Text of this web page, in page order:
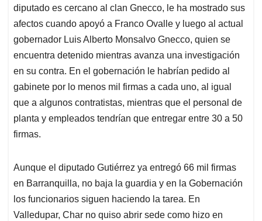
diputado es cercano al clan Gnecco, le ha mostrado sus
afectos cuando apoyó a Franco Ovalle y luego al actual
gobernador Luis Alberto Monsalvo Gnecco, quien se
encuentra detenido mientras avanza una investigación
en su contra. En el gobernación le habrían pedido al
gabinete por lo menos mil firmas a cada uno, al igual
que a algunos contratistas, mientras que el personal de
planta y empleados tendrían que entregar entre 30 a 50
firmas.
Aunque el diputado Gutiérrez ya entregó 66 mil firmas
en Barranquilla, no baja la guardia y en la Gobernación
los funcionarios siguen haciendo la tarea. En
Valledupar, Char no quiso abrir sede como hizo en